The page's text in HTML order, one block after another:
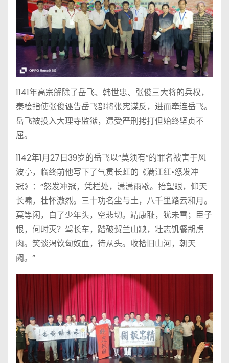
1141年高宗解除了岳飞、韩世忠、张俊三大将的兵权，
秦桧指使张俊诬告岳飞部将张宪谋反，进而牵连岳飞。
岳飞被投入大理寺监狱，遭受严刑拷打但始终坚贞不
屈。
1142年1月27日39岁的岳飞以“莫须有”的罪名被害于风
波亭，临终前他写下了气贯长虹的《满江红•怒发冲
冠》：“怒发冲冠，凭栏处，潇潇雨歇。抬望眼，仰天
长啸，壮怀激烈。三十功名尘与土，八千里路云和月。
莫等闲，白了少年头，空悲切。靖康耻，犹未雪；臣子
恨，何时灭？驾长车，踏破贺兰山缺，壮志饥餐胡虏
肉。笑谈渴饮匈奴血，待从头。收拾旧山河，朝天
阙。”